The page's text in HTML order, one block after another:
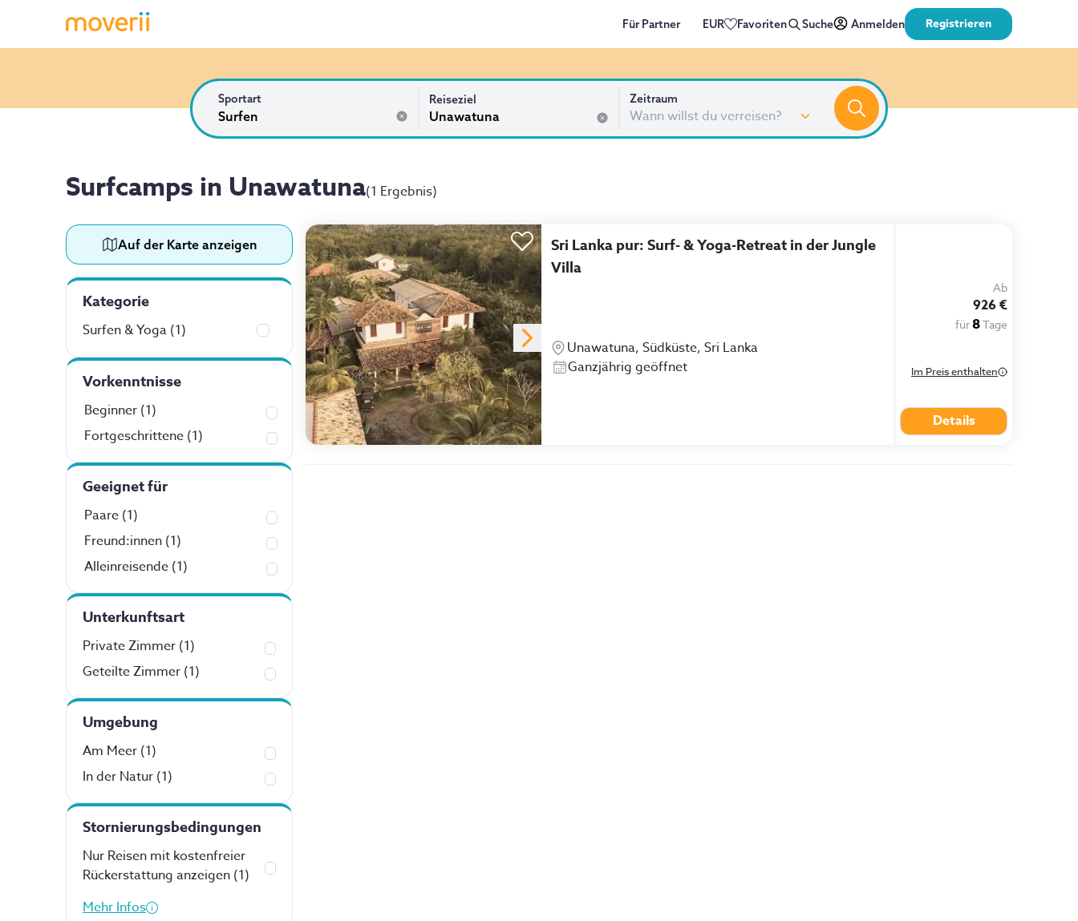
Für Partner EUR Favoriten Suche Anmelden Registrieren
Sportart
Surfen
Reiseziel Zeitraum
Wann willst du verreisen?
Surfcamps in Unawatuna(1 Ergebnis)
Auf der Karte anzeigen
Kategorie
Surfen & Yoga (1)
Vorkenntnisse
Beginner (1)
Fortgeschrittene (1)
Geeignet für
Paare (1)
Freund:innen (1)
Alleinreisende (1)
Unterkunftsart
Private Zimmer (1)
Geteilte Zimmer (1)
Umgebung
Am Meer (1)
In der Natur (1)
Stornierungsbedingungen
Nur Reisen mit kostenfreier
Rückerstattung anzeigen (1)
Mehr Infos
Sri Lanka pur: Surf- & Yoga-Retreat in der Jungle
Villa
Unawatuna, Südküste, Sri Lanka
Ganzjährig geöffnet
Ab
926 €
für8Tage
Im Preis enthalten
Details